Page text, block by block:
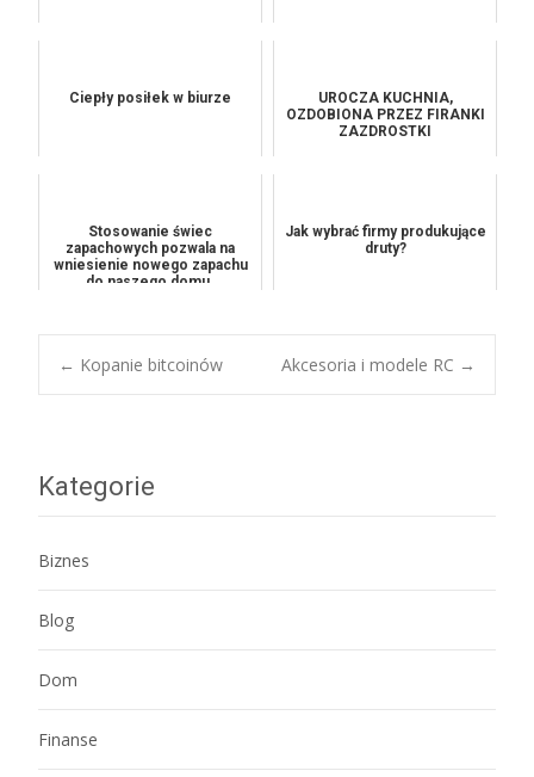
Ciepły posiłek w biurze
UROCZA KUCHNIA,
OZDOBIONA PRZEZ FIRANKI
ZAZDROSTKI
Stosowanie świec
zapachowych pozwala na
wniesienie nowego zapachu
do naszego domu.
Jak wybrać firmy produkujące
druty?
Post
navigation
← Kopanie bitcoinów Akcesoria i modele RC →
Kategorie
Biznes
Blog
Dom
Finanse